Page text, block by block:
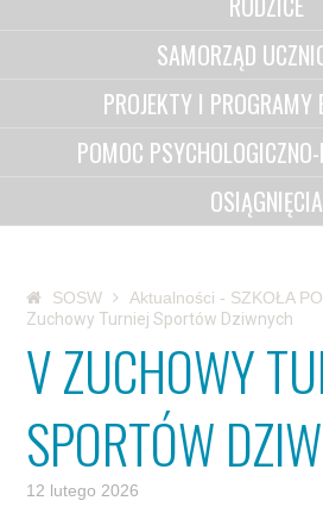
SAMORZĄD
PROJEKTY I PROGRAMY
POMOC
OSIĄGNIĘCIA
SOSW Aktualności - SZKOŁA
Zuchowy Turniej Sportów Dziwnych
V ZUCHOWY
SPORTÓW
12 lutego 2026